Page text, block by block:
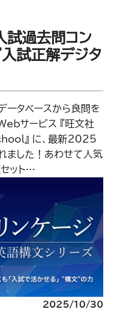
過去問コン
入試正解デジタ
ータベースから良問を
サービス 『旺文社
』 に、最新2025
ました！あわせて人気
セット…
2025/10/30